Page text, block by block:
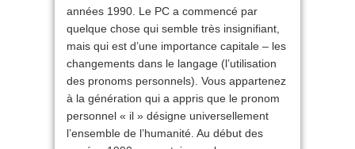
années 1990. Le PC a commencé par
quelque chose qui semble très insignifiant,
mais qui est d’une importance capitale – les
changements dans le langage (l’utilisation
des pronoms personnels). Vous appartenez
à la génération qui a appris que le pronom
personnel « il » désigne universellement
l’ensemble de l’humanité. Au début des